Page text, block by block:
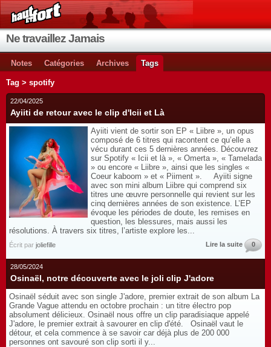
Ne travaillez Jamais
Notes Catégories Archives Tags
Tag > spotify
22/04/2025
Ayiiti de retour avec le clip d'Icii et Là
Ayiiti vient de sortir son EP « Liibre », un opus
composé de 6 titres qui racontent ce qu’elle a
vécu durant ces 5 dernières années. Découvrez
sur Spotify « Icii et là », « Omerta », « Tamelada
» ou encore « Liibre », ainsi que les singles «
Coeur kaboom » et « Piiment ». Ayiiti signe
avec son mini album Liibre qui comprend six
titres une œuvre personnelle qui revient sur les
cinq dernières années de son existence. L’EP
évoque les périodes de doute, les remises en
question, les blessures, mais aussi les
résolutions. À travers six titres, l’artiste explore les...
Écrit par joliefille Lire la suite 0
28/05/2024
Osinaël, notre découverte avec le joli clip J'adore
Osinaël séduit avec son single J'adore, premier extrait de son album La
Grande Vague attendu en octobre prochain : un titre électro pop
absolument délicieux. Osinaël nous offre un clip paradisiaque appelé
J'adore, le premier extrait à savourer en clip d'été. Osinaël vaut le
détour, et cela commence à se savoir car déjà plus de 200 000
personnes ont savouré son clip sorti il y...